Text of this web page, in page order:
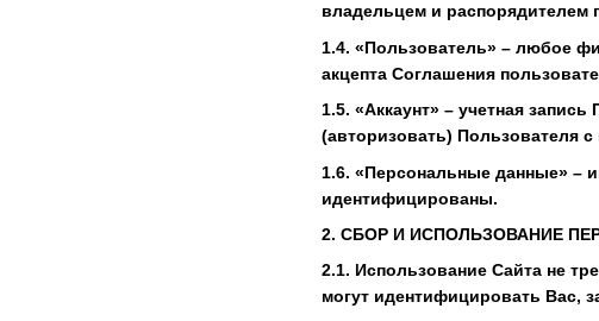
владельцем и распорядителем
1.4. «Пользователь» – любое
акцепта Соглашения
1.5. «Аккаунт» – учетная
(авторизовать) Пользователя
1.6. «Персональные данные» –
идентифицированы.
2. СБОР И ИСПОЛЬЗОВАНИЕ
2.1. Использование Сайта не
могут идентифицировать Вас,